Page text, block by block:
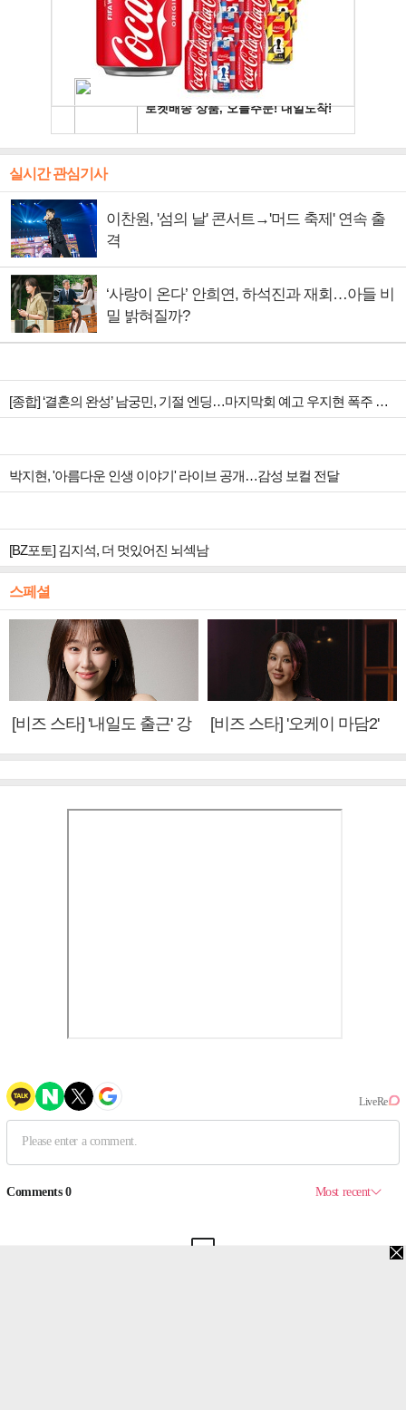
실시간 관심기사
이찬원, '섬의 날' 콘서트→'머드 축제' 연속 출
격
‘사랑이 온다’ 안희연, 하석진과 재회…아들 비
밀 밝혀질까?
[종합] ‘결혼의 완성’ 남궁민, 기절 엔딩…마지막회 예고 우지현 폭주 결말은?
박지현, '아름다운 인생 이야기' 라이브 공개…감성 보컬 전달
[BZ포토] 김지석, 더 멋있어진 뇌섹남
스페셜
[비즈 스타] '내일도 출근' 강
[비즈 스타] '오케이 마담2'